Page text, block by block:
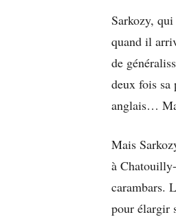
Sarkozy,
quand il
de
deux fois sa
anglais…
Mais
à
carambars.
pour élargir